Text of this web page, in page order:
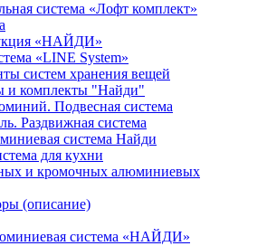
система «Лофт комплект»
«НАЙДИ»
«LINE System»
систем хранения вещей
и комплекты "Найди"
Подвесная система
Раздвижная система
система Найди
для кухни
и кромочных алюминиевых
(описание)
система «НАЙДИ»